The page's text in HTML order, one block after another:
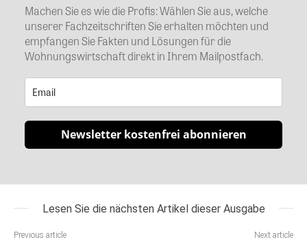
Machen Sie es wie die Profis: Wählen Sie aus, welche
unserer Fachzeitschriften Sie erhalten möchten und
empfangen Sie Fakten und Lösungen für die
Wohnungswirtschaft direkt in Ihrem Mailpostfach.
Newsletter kostenfrei abonnieren
Lesen Sie die nächsten Artikel dieser Ausgabe
Previous article Next article